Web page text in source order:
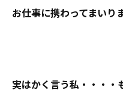
お仕事に携わってまいり
実はかく言う私・・・・